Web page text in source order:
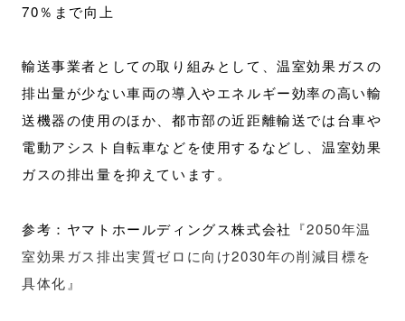
70％まで向上
輸送事業者としての取り組みとして、温室効果ガスの
排出量が少ない車両の導入やエネルギー効率の高い輸
送機器の使用のほか、都市部の近距離輸送では台車や
電動アシスト自転車などを使用するなどし、温室効果
ガスの排出量を抑えています。
参考：ヤマトホールディングス株式会社 『2050年温
室効果ガス排出実質ゼロに向け2030年の削減目標を
具体化』